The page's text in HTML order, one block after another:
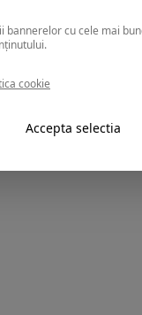
bannerelor cu cele mai
cookie
Accepta selectia